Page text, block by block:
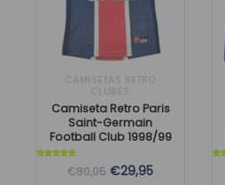
CAMISETAS RETRO
CLUBES
Camiseta Retro Paris
Saint-Germain
Football Club 1998/99
€89,95 €29,95
variantes.
Las
opciones
se
pueden
elegir
en
la